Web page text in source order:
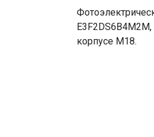
корпусе М18.